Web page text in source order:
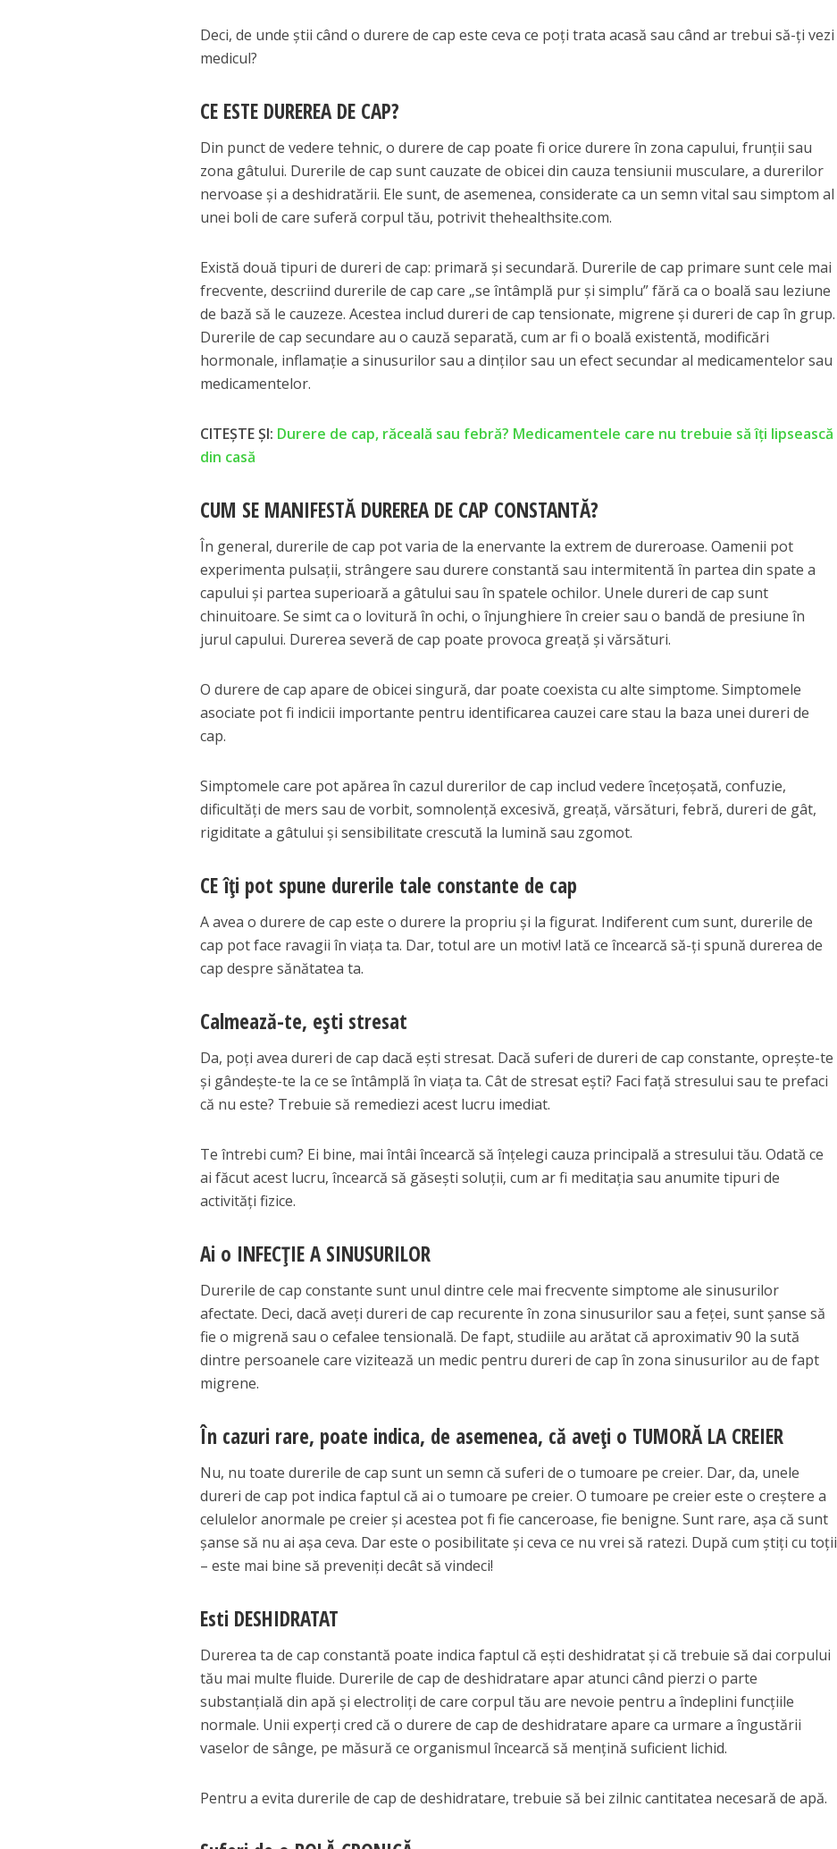
Deci, de unde știi când o durere de cap este ceva ce poți trata acasă sau când ar trebui să-ți vezi
medicul?
CE ESTE DUREREA DE CAP?
Din punct de vedere tehnic, o durere de cap poate fi orice durere în zona capului, frunții sau
zona gâtului. Durerile de cap sunt cauzate de obicei din cauza tensiunii musculare, a durerilor
nervoase și a deshidratării. Ele sunt, de asemenea, considerate ca un semn vital sau simptom al
unei boli de care suferă corpul tău, potrivit thehealthsite.com.
Există două tipuri de dureri de cap: primară și secundară. Durerile de cap primare sunt cele mai
frecvente, descriind durerile de cap care „se întâmplă pur și simplu” fără ca o boală sau leziune
de bază să le cauzeze. Acestea includ dureri de cap tensionate, migrene și dureri de cap în grup.
Durerile de cap secundare au o cauză separată, cum ar fi o boală existentă, modificări
hormonale, inflamație a sinusurilor sau a dinților sau un efect secundar al medicamentelor sau
medicamentelor.
CITEȘTE ȘI: Durere de cap, răceală sau febră? Medicamentele care nu trebuie să îți lipsească
din casă
CUM SE MANIFESTĂ DUREREA DE CAP CONSTANTĂ?
În general, durerile de cap pot varia de la enervante la extrem de dureroase. Oamenii pot
experimenta pulsații, strângere sau durere constantă sau intermitentă în partea din spate a
capului și partea superioară a gâtului sau în spatele ochilor. Unele dureri de cap sunt
chinuitoare. Se simt ca o lovitură în ochi, o înjunghiere în creier sau o bandă de presiune în
jurul capului. Durerea severă de cap poate provoca greață și vărsături.
O durere de cap apare de obicei singură, dar poate coexista cu alte simptome. Simptomele
asociate pot fi indicii importante pentru identificarea cauzei care stau la baza unei dureri de
cap.
Simptomele care pot apărea în cazul durerilor de cap includ vedere încețoșată, confuzie,
dificultăți de mers sau de vorbit, somnolență excesivă, greață, vărsături, febră, dureri de gât,
rigiditate a gâtului și sensibilitate crescută la lumină sau zgomot.
CE îți pot spune durerile tale constante de cap
A avea o durere de cap este o durere la propriu și la figurat. Indiferent cum sunt, durerile de
cap pot face ravagii în viața ta. Dar, totul are un motiv! Iată ce încearcă să-ți spună durerea de
cap despre sănătatea ta.
Calmează-te, ești stresat
Da, poți avea dureri de cap dacă ești stresat. Dacă suferi de dureri de cap constante, oprește-te
și gândește-te la ce se întâmplă în viața ta. Cât de stresat ești? Faci față stresului sau te prefaci
că nu este? Trebuie să remediezi acest lucru imediat.
Te întrebi cum? Ei bine, mai întâi încearcă să înțelegi cauza principală a stresului tău. Odată ce
ai făcut acest lucru, încearcă să găsești soluții, cum ar fi meditația sau anumite tipuri de
activități fizice.
Ai o INFECȚIE A SINUSURILOR
Durerile de cap constante sunt unul dintre cele mai frecvente simptome ale sinusurilor
afectate. Deci, dacă aveți dureri de cap recurente în zona sinusurilor sau a feței, sunt șanse să
fie o migrenă sau o cefalee tensională. De fapt, studiile au arătat că aproximativ 90 la sută
dintre persoanele care vizitează un medic pentru dureri de cap în zona sinusurilor au de fapt
migrene.
În cazuri rare, poate indica, de asemenea, că aveți o TUMORĂ LA CREIER
Nu, nu toate durerile de cap sunt un semn că suferi de o tumoare pe creier. Dar, da, unele
dureri de cap pot indica faptul că ai o tumoare pe creier. O tumoare pe creier este o creștere a
celulelor anormale pe creier și acestea pot fi fie canceroase, fie benigne. Sunt rare, așa că sunt
șanse să nu ai așa ceva. Dar este o posibilitate și ceva ce nu vrei să ratezi. După cum știți cu toții
– este mai bine să preveniți decât să vindeci!
Esti DESHIDRATAT
Durerea ta de cap constantă poate indica faptul că ești deshidratat și că trebuie să dai corpului
tău mai multe fluide. Durerile de cap de deshidratare apar atunci când pierzi o parte
substanțială din apă și electroliți de care corpul tău are nevoie pentru a îndeplini funcțiile
normale. Unii experți cred că o durere de cap de deshidratare apare ca urmare a îngustării
vaselor de sânge, pe măsură ce organismul încearcă să mențină suficient lichid.
Pentru a evita durerile de cap de deshidratare, trebuie să bei zilnic cantitatea necesară de apă.